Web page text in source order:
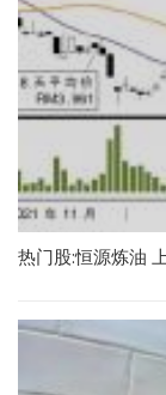
热门股:恒源炼油